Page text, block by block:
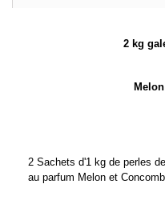
2 kg
2 Sachets d'1 kg de perles
au parfum Melon et